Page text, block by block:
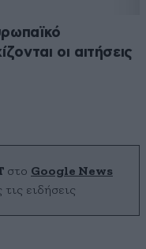
οι αιτήσεις
στο Google News
ειδήσεις